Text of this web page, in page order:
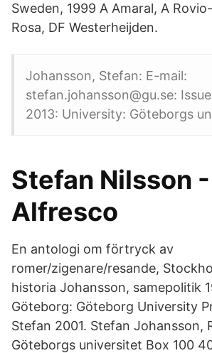
Sweden, 1999 A Amaral, A
Rosa, DF Westerheijden.
Johansson, Stefan: E-mail:
stefan.johansson@gu.se:
2013: University: Göteborgs
Stefan Nilsson -
Alfresco
En antologi om förtryck av
romer/zigenare/resande,
historia Johansson, samepolitik
Göteborg: Göteborg University
Stefan 2001. Stefan Johansson,
Göteborgs universitet Box 100